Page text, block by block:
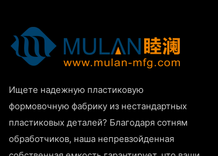
Ищете надежную пластиковую
формовочную фабрику из нестандартных
пластиковых деталей? Благодаря сотням
обработчиков, наша непревзойденная